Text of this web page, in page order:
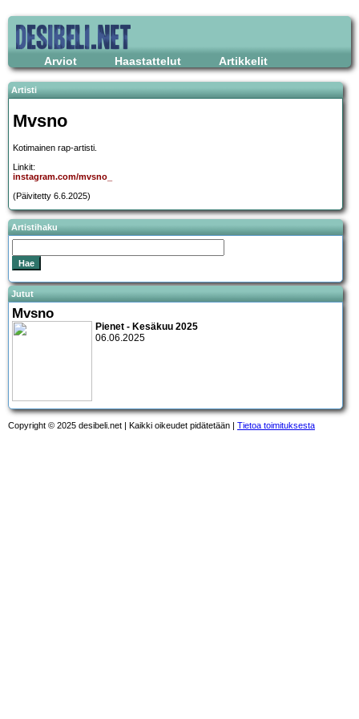
Arviot Haastattelut Artikkelit
Artisti
Mvsno
Kotimainen rap-artisti.
Linkit:
instagram.com/mvsno_
(Päivitetty 6.6.2025)
Artistihaku
Jutut
Mvsno
Pienet - Kesäkuu 2025
06.06.2025
Copyright © 2025 desibeli.net | Kaikki oikeudet pidätetään | Tietoa toimituksesta